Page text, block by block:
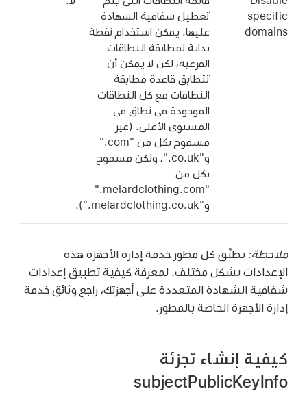
specific
domains
تعطيل شفافية الشهادة
عليها. يمكن استخدام نقطة
بداية لمطابقة النطاقات
الفرعية، لكن لا يمكن أن
تتطابق قاعدة مطابقة
النطاقات مع كل النطاقات
الموجودة في نطاق في
المستوى الأعلى. (غير
مسموح بكل من "‎.com"
و"‎.co.uk"، ولكن مسموح
بكل من
"‎.melardclothing.com"
و"‎.melardclothing.co.uk").
ملاحظة: يطبِّق كل مطور خدمة إدارة الأجهزة هذه
الإعدادات بشكل مختلف. لمعرفة كيفية تطبيق إعدادات
شفافية الشهادة المتعددة على أجهزتك، راجع وثائق خدمة
إدارة الأجهزة الخاصة بالمطور.
كيفية إنشاء تجزئة
subjectPublicKeyInfo